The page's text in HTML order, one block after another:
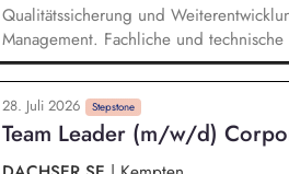
Qualitätssicherung und
Management. Fachliche und
Analyse von Auffälligkeiten. Erstellung
Kapitalanlage anhand von ESG-
von ESG-Daten. Unterstützung bei
und Research im ESG-Umfeld.
28. Juli 2026 Stepstone
Team Leader (m/w/d)